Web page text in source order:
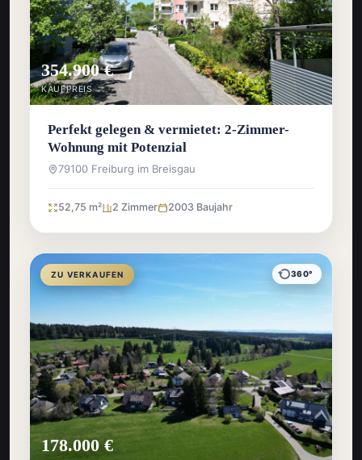
354.900 €
KAUFPREIS
Perfekt gelegen & vermietet: 2-Zimmer-
Wohnung mit Potenzial
79100 Freiburg im Breisgau
52,75 m² 2 Zimmer 2003 Baujahr
ZU VERKAUFEN 360°
178.000 €